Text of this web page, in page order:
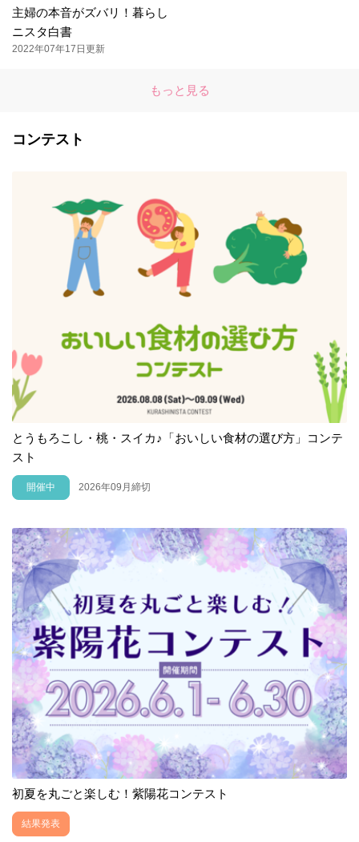
主婦の本音がズバリ！暮らし
ニスタ白書
2022年07年17日更新
もっと見る
コンテスト
とうもろこし・桃・スイカ♪「おいしい食材の選び方」コンテ
スト
開催中 2026年09月締切
初夏を丸ごと楽しむ！紫陽花コンテスト
結果発表